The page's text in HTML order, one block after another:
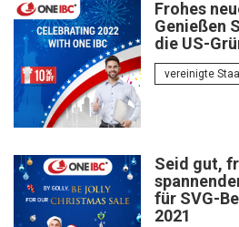
Frohes
Genießen
die US-
vereinigte
Seid gut,
für SVG-
2021